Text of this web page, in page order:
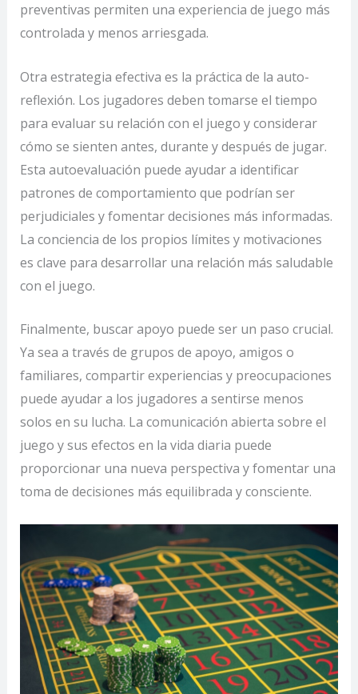
preventivas permiten una experiencia de juego más
controlada y menos arriesgada.
Otra estrategia efectiva es la práctica de la auto-
reflexión. Los jugadores deben tomarse el tiempo
para evaluar su relación con el juego y considerar
cómo se sienten antes, durante y después de jugar.
Esta autoevaluación puede ayudar a identificar
patrones de comportamiento que podrían ser
perjudiciales y fomentar decisiones más informadas.
La conciencia de los propios límites y motivaciones
es clave para desarrollar una relación más saludable
con el juego.
Finalmente, buscar apoyo puede ser un paso crucial.
Ya sea a través de grupos de apoyo, amigos o
familiares, compartir experiencias y preocupaciones
puede ayudar a los jugadores a sentirse menos
solos en su lucha. La comunicación abierta sobre el
juego y sus efectos en la vida diaria puede
proporcionar una nueva perspectiva y fomentar una
toma de decisiones más equilibrada y consciente.